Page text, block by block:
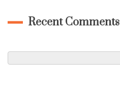
Recent Comments